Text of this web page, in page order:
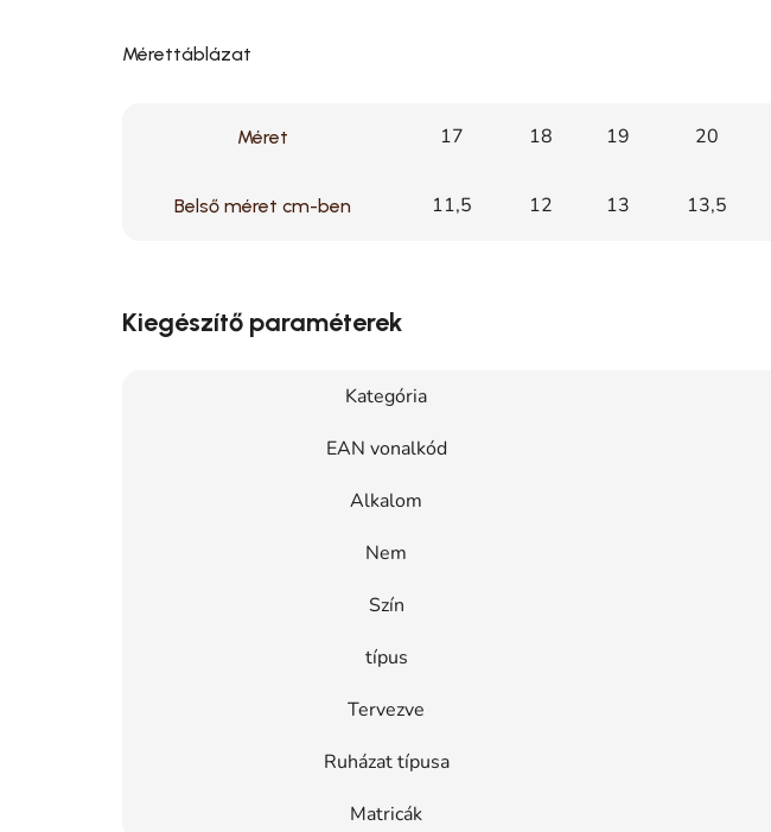
Mérettáblázat
Méret 17 18 19 20
Belső méret cm-ben 11,5 12 13 13,5
Kiegészítő paraméterek
Kategória
EAN vonalkód
Alkalom
Nem
Szín
típus
Tervezve
Ruházat típusa
Matricák